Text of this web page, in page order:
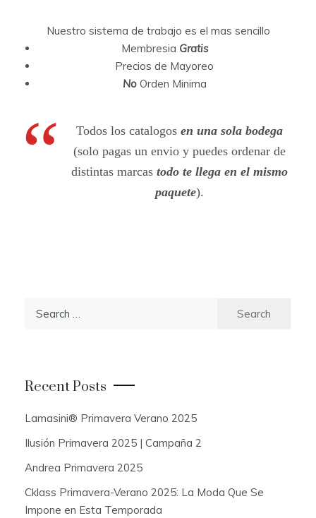
Nuestro sistema de trabajo es el mas sencillo
Membresia Gratis
Precios de Mayoreo
NoOrden Minima
Todos los catalogos en una sola bodega
(solo pagas un envio y puedes ordenar de
distintas marcastodo te llega en el mismo
paquete).
h
f
r
Recent Posts
Lamasini® Primavera Verano 2025
Ilusión Primavera 2025 | Campaña 2
Andrea Primavera 2025
Cklass Primavera-Verano 2025: La Moda Que Se
Impone en Esta Temporada